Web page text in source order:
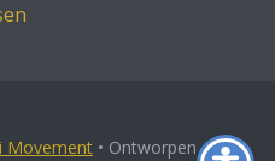
Movement • Ontworpen door